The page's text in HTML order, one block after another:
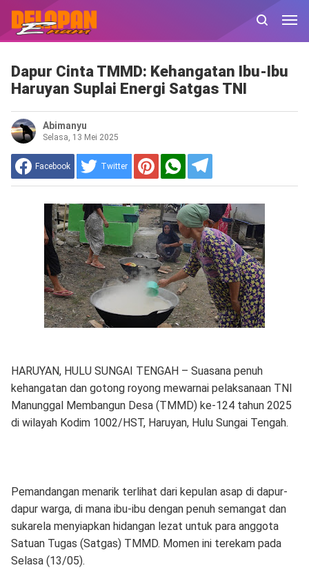
Dapur Cinta TMMD: Kehangatan Ibu-Ibu
Haruyan Suplai Energi Satgas TNI
Abimanyu
Selasa, 13 Mei 2025
Facebook Twitter
HARUYAN, HULU SUNGAI TENGAH – Suasana penuh
kehangatan dan gotong royong mewarnai pelaksanaan TNI
Manunggal Membangun Desa (TMMD) ke-124 tahun 2025
di wilayah Kodim 1002/HST, Haruyan, Hulu Sungai Tengah.
Pemandangan menarik terlihat dari kepulan asap di dapur-
dapur warga, di mana ibu-ibu dengan penuh semangat dan
sukarela menyiapkan hidangan lezat untuk para anggota
Satuan Tugas (Satgas) TMMD. Momen ini terekam pada
Selasa (13/05).